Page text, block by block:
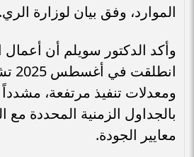
الموارد، وفق بيان لوزارة الري.
وأكد الدكتور سويلم أن أعمال
ومعدلات تنفيذ مرتفعة، مشدداً
بالجداول الزمنية المحددة
معايير الجودة.